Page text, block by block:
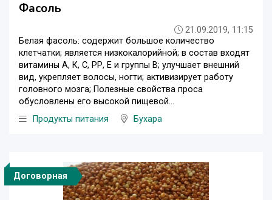
Фасоль
21.09.2019, 11:15
Белая фасоль: содержит большое количество
клетчатки; является низкокалорийной; в состав входят
витамины А, К, С, РР, Е и группы В; улучшает внешний
вид, укрепляет волосы, ногти; активизирует работу
головного мозга; Полезные свойства проса
обусловлены его высокой пищевой...
Продукты питания
Бухара
Договорная